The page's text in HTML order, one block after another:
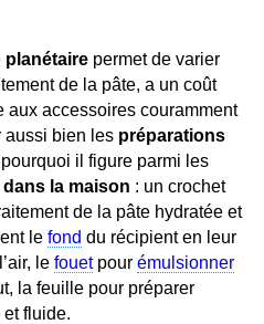
planétaire permet de varier
de la pâte, a un coût
aux accessoires couramment
aussi bien les préparations
pourquoi il figure parmi les
la maison : un crochet
de la pâte hydratée et
le fond du récipient en leur
le fouetpour émulsionner
la feuille pour préparer
fluide.